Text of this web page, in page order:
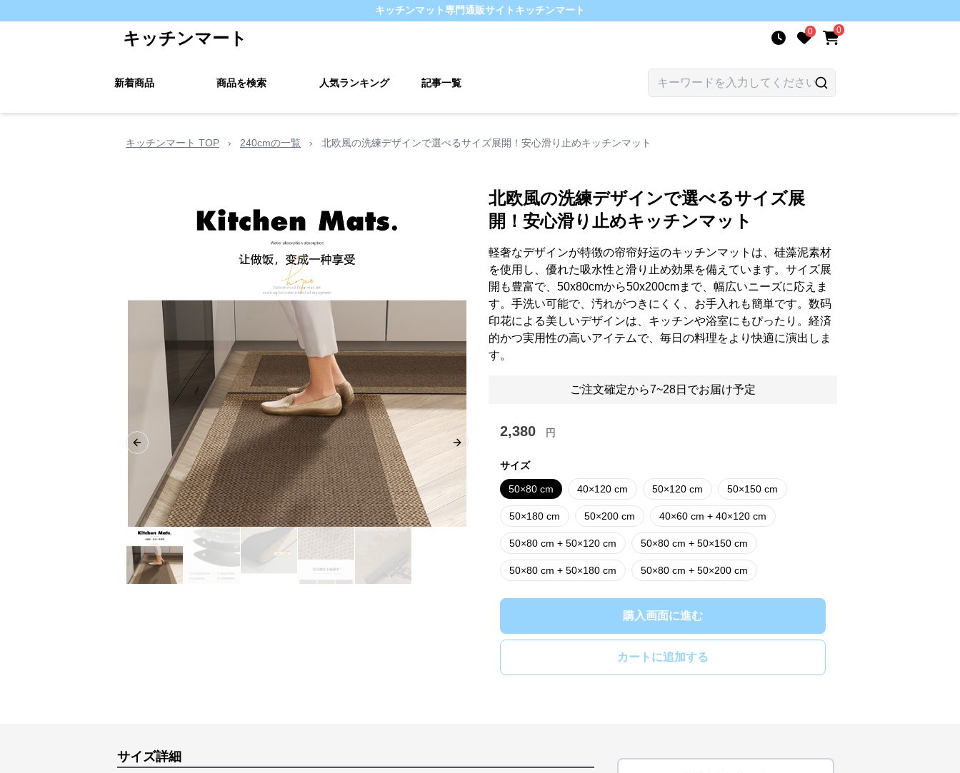
キッチンマット専門通販サイト キッチンマート
キッチンマート 0 0
新着商品 商品を検索 人気ランキング 記事一覧
キッチンマート TOP › 240cmの一覧 › 北欧風の洗練デザインで選べるサイズ展開！安心滑り止めキッチンマット
Previous slide Next slide
北欧風の洗練デザインで選べるサイズ展
開！安心滑り止めキッチンマット
軽奢なデザインが特徴の帘帘好运のキッチンマットは、硅藻泥素材
を使用し、優れた吸水性と滑り止め効果を備えています。サイズ展
開も豊富で、50x80cmから50x200cmまで、幅広いニーズに応えま
す。手洗い可能で、汚れがつきにくく、お手入れも簡単です。数码
印花による美しいデザインは、キッチンや浴室にもぴったり。経済
的かつ実用性の高いアイテムで、毎日の料理をより快適に演出しま
す。
ご注文確定から7~28日でお届け予定
2,380 円
サイズ
50×80 cm 40×120 cm 50×120 cm 50×150 cm
50×180 cm 50×200 cm 40×60 cm + 40×120 cm
50×80 cm + 50×120 cm 50×80 cm + 50×150 cm
50×80 cm + 50×180 cm 50×80 cm + 50×200 cm
購入画面に進む
カートに追加する
サイズ詳細